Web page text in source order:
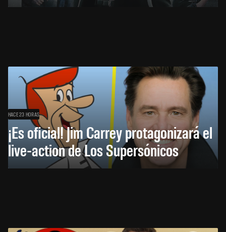
HACE 23 HORAS
¡Es oficial! Jim Carrey protagonizará el
live-action de Los Supersónicos